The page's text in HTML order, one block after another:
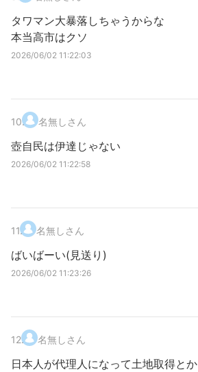
タワマン大暴落しちゃうからな
本当高市はクソ
2026/06/02 11:22:03
10. 名無しさん
壺自民は伊達じゃない
2026/06/02 11:22:58
11. 名無しさん
ばいばーい(見送り)
2026/06/02 11:23:26
12. 名無しさん
日本人が代理人になって土地取得とか